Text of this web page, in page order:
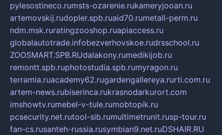
pylesostineco.rumsts-ozarenie.rukameryjooan.ru
artemovskij.rudopler.spb.ruaid70.rumetall-perm.ru
ndm.msk.ruratingzooshop.ruapiaccess.ru
globalautotrade.infobezverhovskoe.rudrsschool.ru
ZOOSMART.SPB.RUdalakony.rumedikijob.ru
remontt.spb.ruphotostudia.spb.rumyragon.ru
terramia.ruacademy62.rugardengallereya.rurti.com.ru
artem-news.rubiserinca.rukrasnodarkurort.com
imshowtv.rumebel-v-tule.rumobtopik.ru
pcsecurity.net.rutool-sib.rumultimetrunit.rusp-tour.ru
fan-cs.rusanteh-russia.rusymbian9.net.ruDSHAIR.RU